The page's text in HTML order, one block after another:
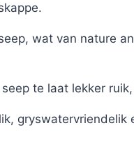
wat van nature
te laat lekker